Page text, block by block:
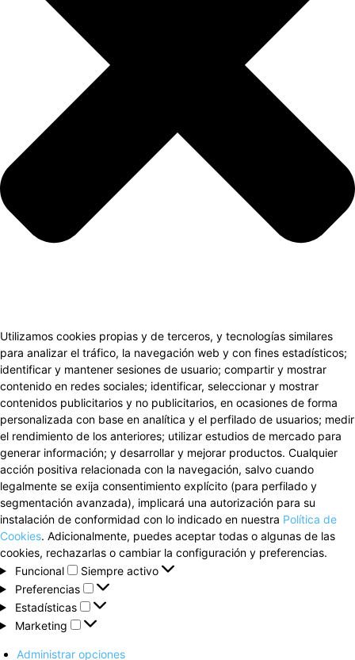
Utilizamos cookies propias y de terceros, y tecnologías similares
para analizar el tráfico, la navegación web y con fines estadísticos;
identificar y mantener sesiones de usuario; compartir y mostrar
contenido en redes sociales; identificar, seleccionar y mostrar
contenidos publicitarios y no publicitarios, en ocasiones de forma
personalizada con base en analítica y el perfilado de usuarios; medir
el rendimiento de los anteriores; utilizar estudios de mercado para
generar información; y desarrollar y mejorar productos. Cualquier
acción positiva relacionada con la navegación, salvo cuando
legalmente se exija consentimiento explícito (para perfilado y
segmentación avanzada), implicará una autorización para su
instalación de conformidad con lo indicado en nuestra Política de
Cookies. Adicionalmente, puedes aceptar todas o algunas de las
cookies, rechazarlas o cambiar la configuración y preferencias.
Funcional
Funcional
Siempre activo
Preferencias
Preferencias
Estadísticas
Estadísticas
Marketing
Marketing
Administrar opciones